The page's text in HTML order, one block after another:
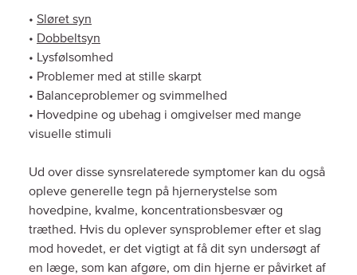
• Sløret syn
• Dobbeltsyn
• Lysfølsomhed
• Problemer med at stille skarpt
• Balanceproblemer og svimmelhed
• Hovedpine og ubehag i omgivelser med mange
visuelle stimuli
Ud over disse synsrelaterede symptomer kan du også
opleve generelle tegn på hjernerystelse som
hovedpine, kvalme, koncentrationsbesvær og
træthed. Hvis du oplever synsproblemer efter et slag
mod hovedet, er det vigtigt at få dit syn undersøgt af
en læge, som kan afgøre, om din hjerne er påvirket af